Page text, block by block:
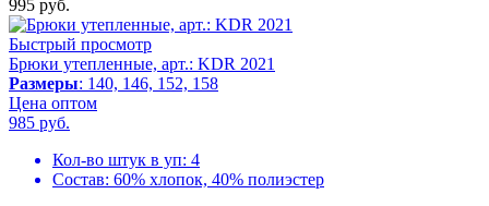
995 руб.
Быстрый просмотр
Брюки утепленные, арт.: KDR 2021
Размеры: 140, 146, 152, 158
Цена оптом
985 руб.
Кол-во штук в уп: 4
Состав: 60% хлопок, 40% полиэстер